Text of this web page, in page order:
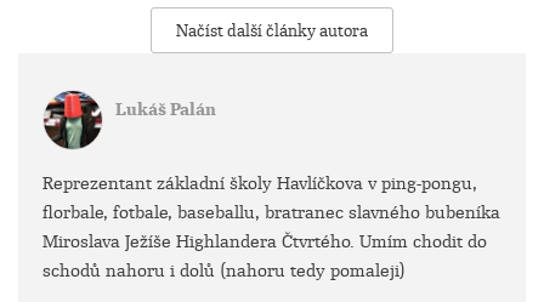
Načíst další články autora
Lukáš Palán
Reprezentant základní školy Havlíčkova v ping-pongu,
florbale, fotbale, baseballu, bratranec slavného bubeníka
Miroslava Ježíše Highlandera Čtvrtého. Umím chodit do
schodů nahoru i dolů (nahoru tedy pomaleji)